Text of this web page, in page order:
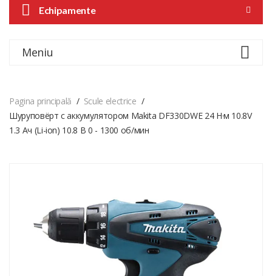
Echipamente
Meniu
Pagina principală
Scule electrice
Шуруповёрт с аккумулятором Makita DF330DWE 24 Н·м 10.8V
1.3 Ач (Li-ion) 10.8 В 0 - 1300 об/мин